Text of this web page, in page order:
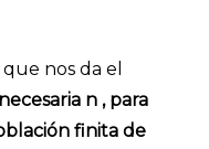
nos da el
n , para
finita de